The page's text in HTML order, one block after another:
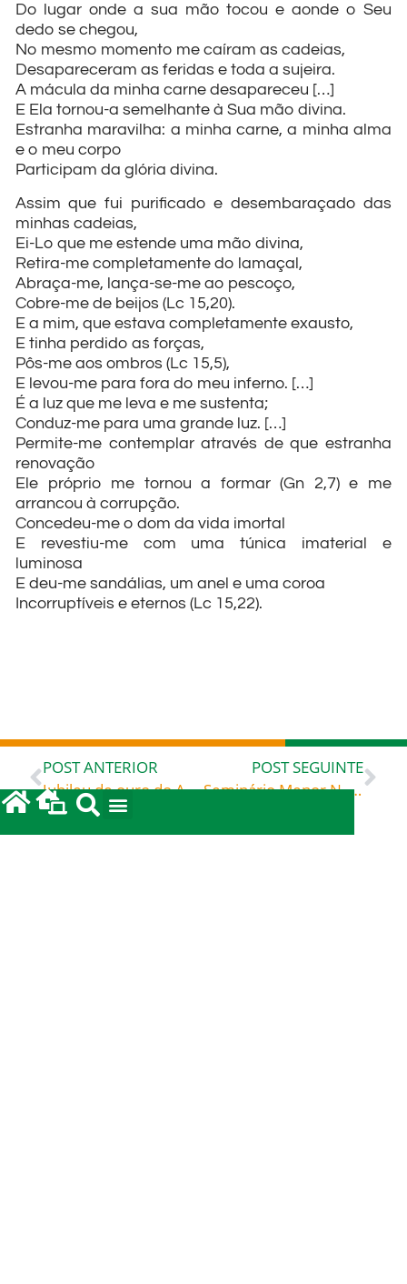
Do lugar onde a sua mão tocou e aonde o Seu
dedo se chegou,
No mesmo momento me caíram as cadeias,
Desapareceram as feridas e toda a sujeira.
A mácula da minha carne desapareceu […]
E Ela tornou-a semelhante à Sua mão divina.
Estranha maravilha: a minha carne, a minha alma
e o meu corpo
Participam da glória divina.
Assim que fui purificado e desembaraçado das
minhas cadeias,
Ei-Lo que me estende uma mão divina,
Retira-me completamente do lamaçal,
Abraça-me, lança-se-me ao pescoço,
Cobre-me de beijos (Lc 15,20).
E a mim, que estava completamente exausto,
E tinha perdido as forças,
Pôs-me aos ombros (Lc 15,5),
E levou-me para fora do meu inferno. […]
É a luz que me leva e me sustenta;
Conduz-me para uma grande luz. […]
Permite-me contemplar através de que estranha
renovação
Ele próprio me tornou a formar (Gn 2,7) e me
arrancou à corrupção.
Concedeu-me o dom da vida imortal
E revestiu-me com uma túnica imaterial e
luminosa
E deu-me sandálias, um anel e uma coroa
Incorruptíveis e eternos (Lc 15,22).
POST ANTERIOR
Jubileu de ouro do Apostolado na Paróquia São Francisco de Assis, em Blumenau
POST SEGUINTE
Seminário Menor N. Sra. de Fátima, em Taió comemora 50 anos com festa